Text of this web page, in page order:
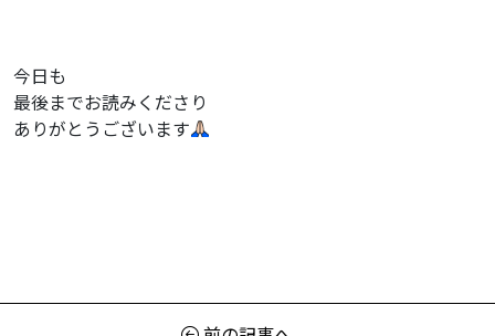
今日も
最後までお読みくださり
ありがとうございます